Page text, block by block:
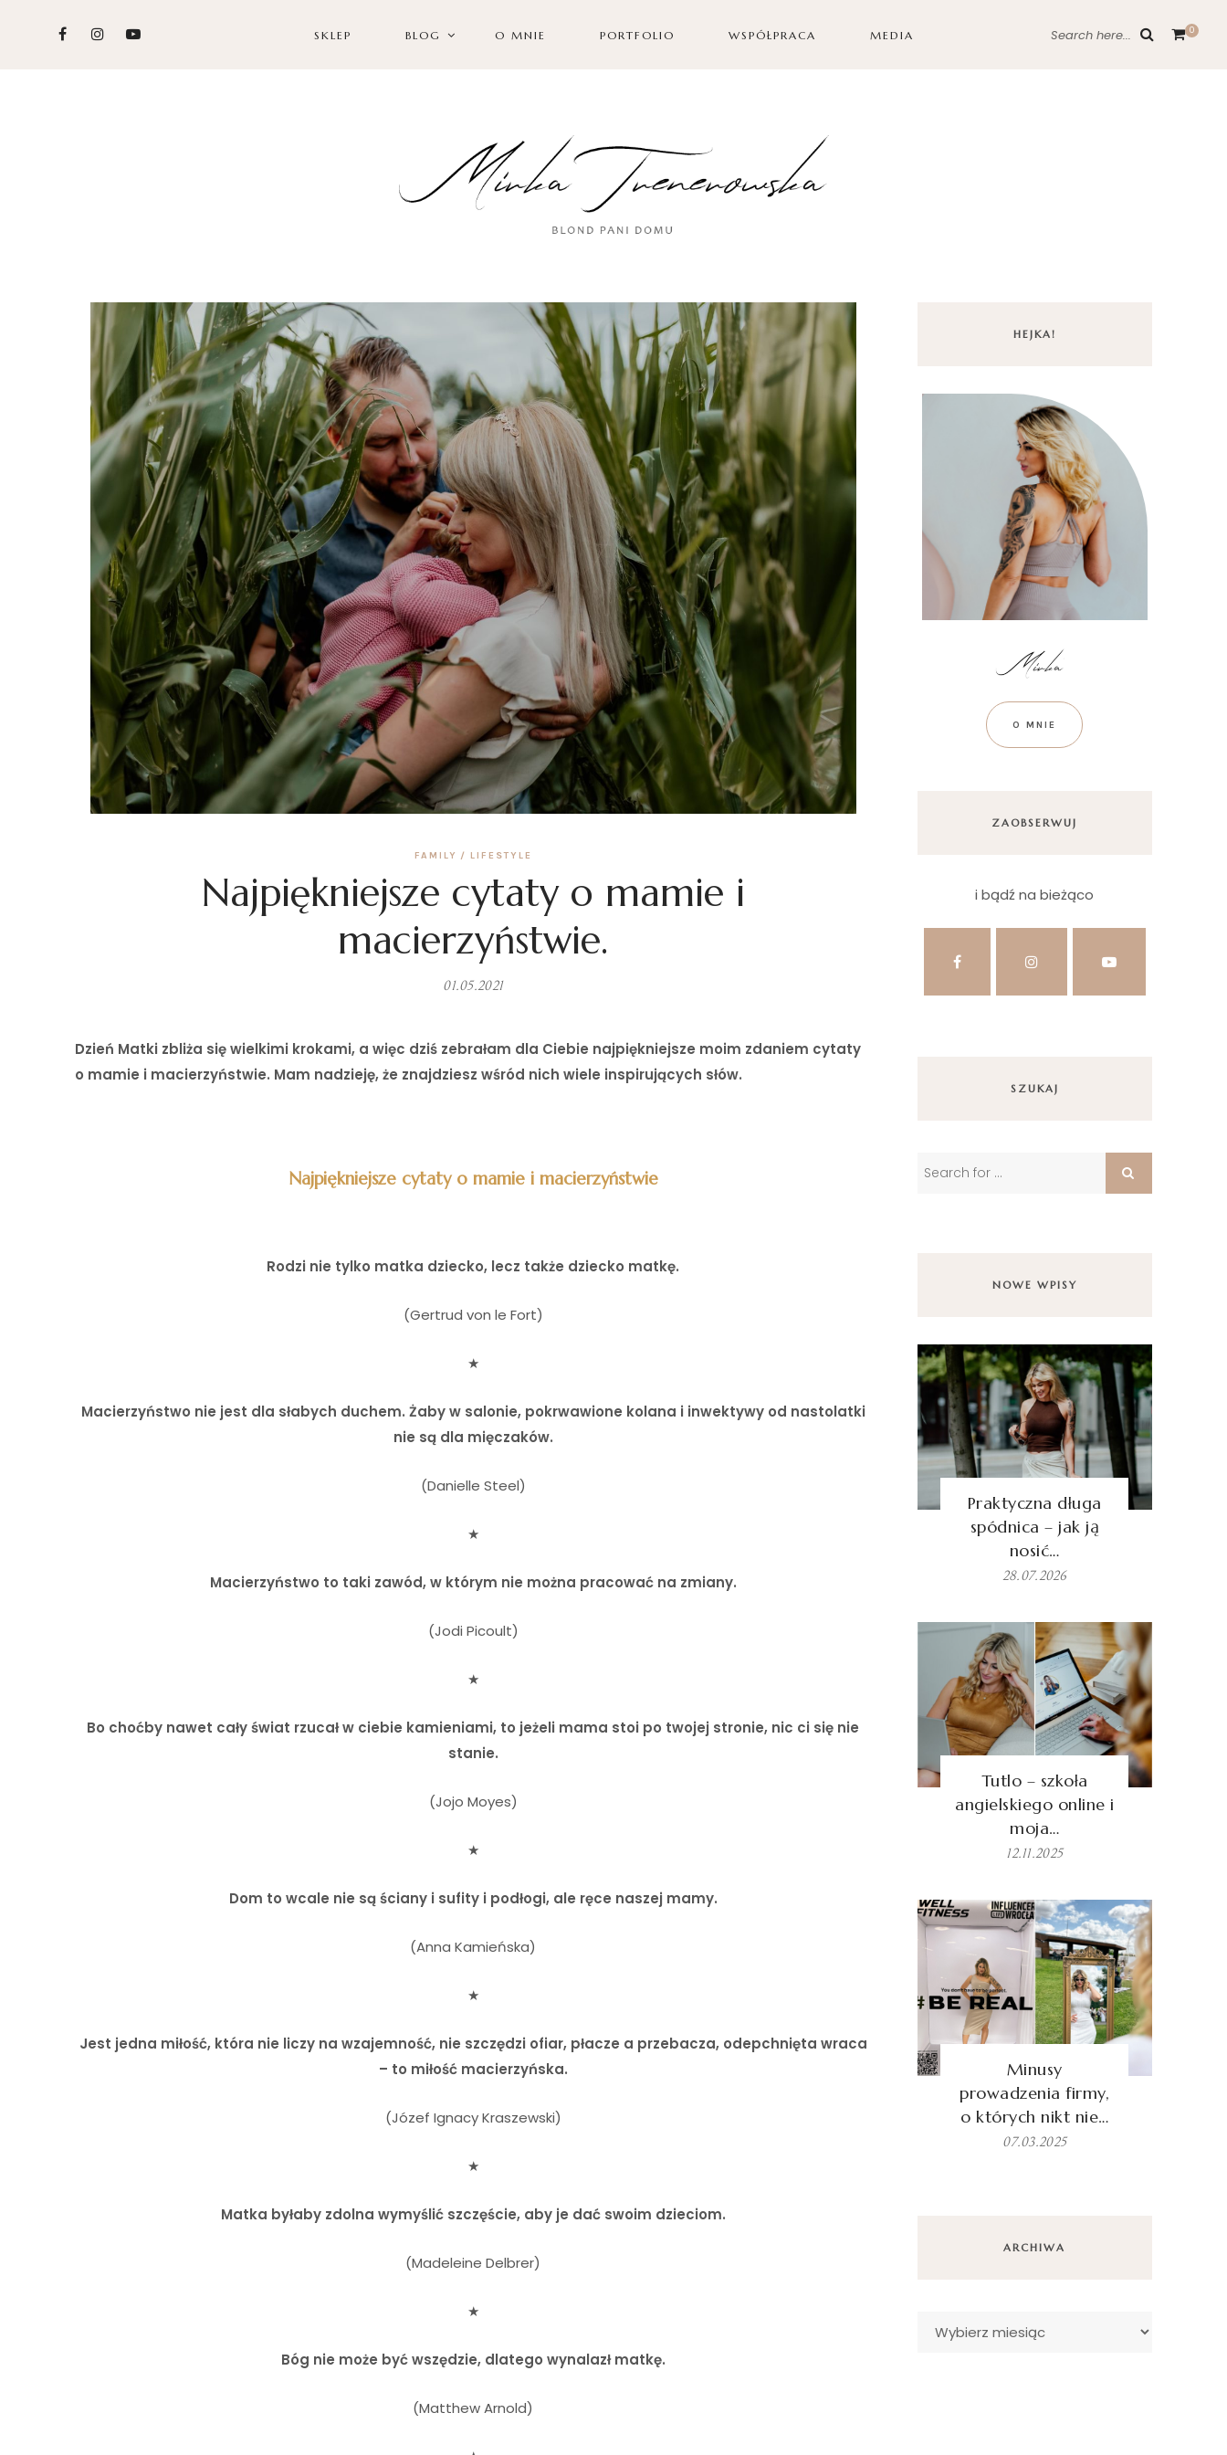
SKLEP BLOG O MNIE PORTFOLIO WSPÓŁPRACA MEDIA Search here... 0
FAMILY LIFESTYLE
Najpiękniejsze cytaty o mamie i
macierzyństwie.
01.05.2021
Dzień Matki zbliża się wielkimi krokami, a więc dziś zebrałam dla Ciebie najpiękniejsze moim zdaniem cytaty
o mamie i macierzyństwie. Mam nadzieję, że znajdziesz wśród nich wiele inspirujących słów.
Najpiękniejsze cytaty o mamie i macierzyństwie
Rodzi nie tylko matka dziecko, lecz także dziecko matkę.
(Gertrud von le Fort)
★
Macierzyństwo nie jest dla słabych duchem. Żaby w salonie, pokrwawione kolana i inwektywy od nastolatki
nie są dla mięczaków.
(Danielle Steel)
★
Macierzyństwo to taki zawód, w którym nie można pracować na zmiany.
(Jodi Picoult)
★
Bo choćby nawet cały świat rzucał w ciebie kamieniami, to jeżeli mama stoi po twojej stronie, nic ci się nie
stanie.
(Jojo Moyes)
★
Dom to wcale nie są ściany i sufity i podłogi, ale ręce naszej mamy.
(Anna Kamieńska)
★
Jest jedna miłość, która nie liczy na wzajemność, nie szczędzi ofiar, płacze a przebacza, odepchnięta wraca
– to miłość macierzyńska.
(Józef Ignacy Kraszewski)
★
Matka byłaby zdolna wymyślić szczęście, aby je dać swoim dzieciom.
(Madeleine Delbrer)
★
Bóg nie może być wszędzie, dlatego wynalazł matkę.
(Matthew Arnold)
HEJKA!
O MNIE
ZAOBSERWUJ
i bądź na bieżąco
SZUKAJ
NOWE WPISY
Praktyczna długa
spódnica – jak ją
nosić…
28.07.2026
Tutlo – szkoła
angielskiego online i
moja…
12.11.2025
Minusy
prowadzenia firmy,
o których nikt nie…
07.03.2025
ARCHIWA